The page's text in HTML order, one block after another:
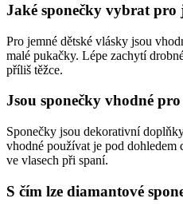
Jaké sponečky vybrat pro
Pro jemné dětské vlásky jsou
malé pukačky. Lépe zachytí
příliš těžce.
Jsou sponečky vhodné
Sponečky jsou dekorativní
vhodné používat je pod dohledem
ve vlasech při spaní.
S čím lze diamantové